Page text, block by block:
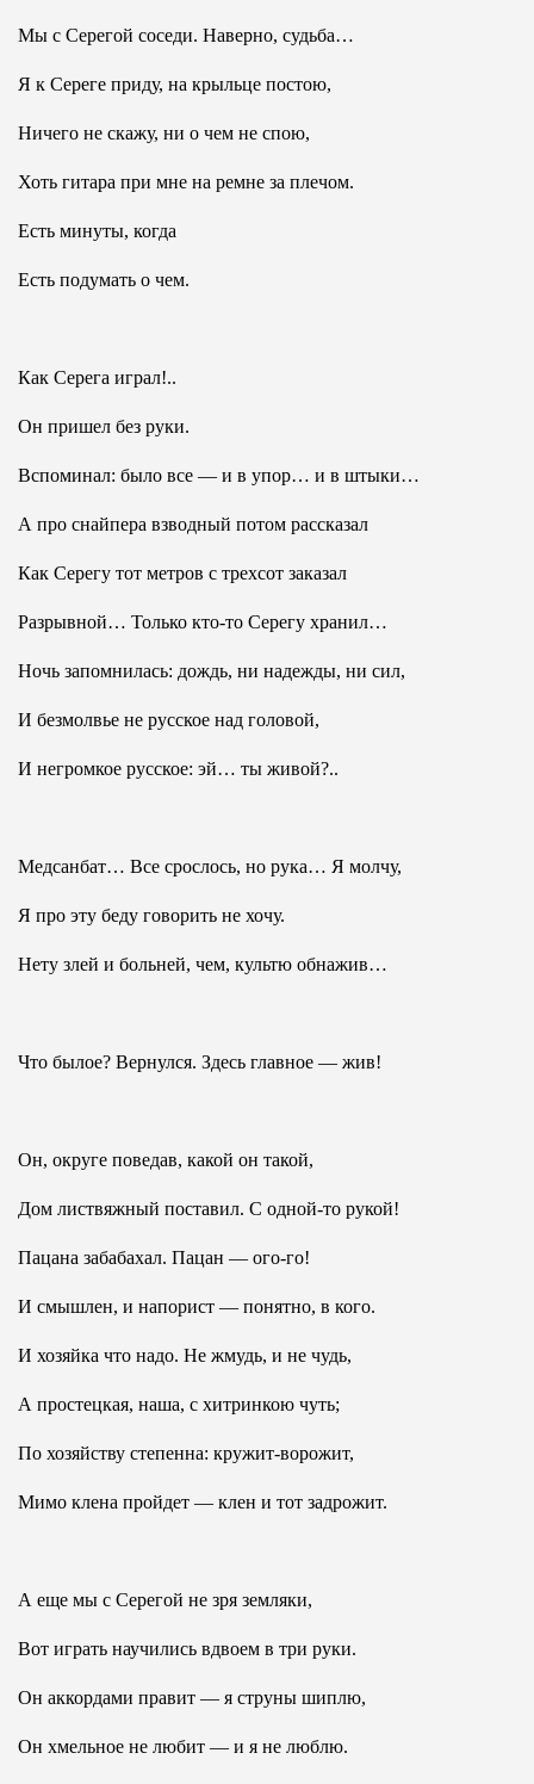
Мы с Серегой соседи. Наверно, судьба…
Я к Сереге приду, на крыльце постою,
Ничего не скажу, ни о чем не спою,
Хоть гитара при мне на ремне за плечом.
Есть минуты, когда
Есть подумать о чем.
Как Серега играл!..
Он пришел без руки.
Вспоминал: было все — и в упор… и в штыки…
А про снайпера взводный потом рассказал
Как Серегу тот метров с трехсот заказал
Разрывной… Только кто-то Серегу хранил…
Ночь запомнилась: дождь, ни надежды, ни сил,
И безмолвье не русское над головой,
И негромкое русское: эй… ты живой?..
Медсанбат… Все срослось, но рука… Я молчу,
Я про эту беду говорить не хочу.
Нету злей и больней, чем, культю обнажив…
Что былое? Вернулся. Здесь главное — жив!
Он, округе поведав, какой он такой,
Дом листвяжный поставил. С одной-то рукой!
Пацана забабахал. Пацан — ого-го!
И смышлен, и напорист — понятно, в кого.
И хозяйка что надо. Не жмудь, и не чудь,
А простецкая, наша, с хитринкою чуть;
По хозяйству степенна: кружит-ворожит,
Мимо клена пройдет — клен и тот задрожит.
А еще мы с Серегой не зря земляки,
Вот играть научились вдвоем в три руки.
Он аккордами правит — я струны шиплю,
Он хмельное не любит — и я не люблю.